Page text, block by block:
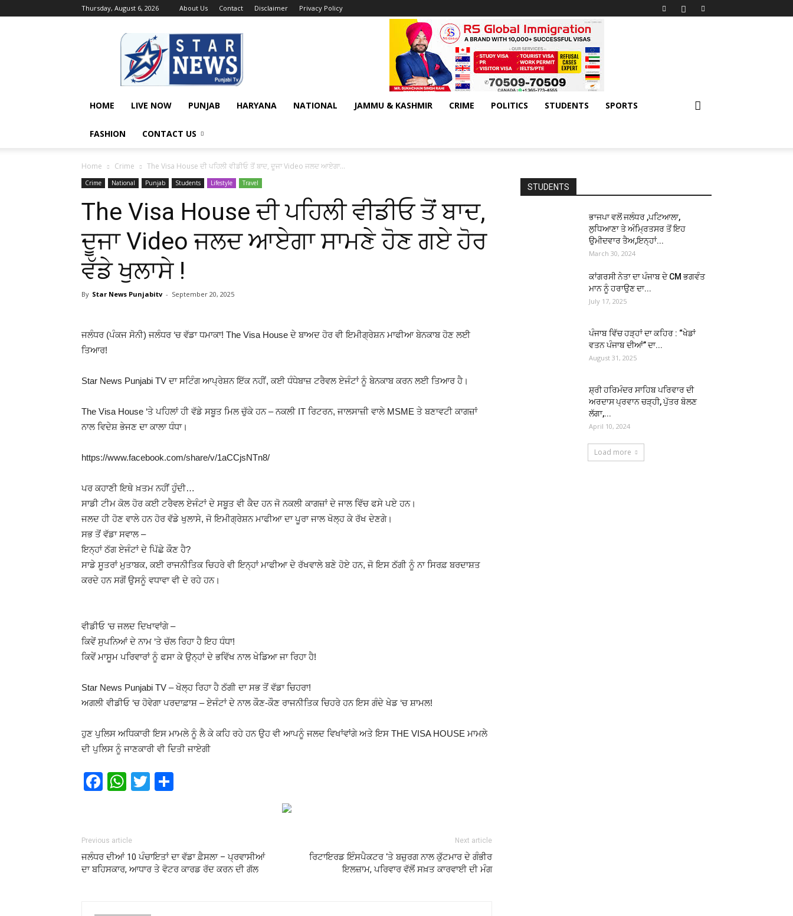
Thursday, August 6, 2026 About Us Contact Disclaimer Privacy Policy
Star
News
Punjabi
Tv
&
Star
Paper
HOME LIVE NOW PUNJAB HARYANA NATIONAL JAMMU & KASHMIR CRIME POLITICS STUDENTS SPORTS
FASHION CONTACT US
Home Crime The Visa House ਦੀ ਪਹਿਲੀ ਵੀਡੀਓ ਤੋਂ ਬਾਦ, ਦੂਜਾ Video ਜਲਦ ਆਏਗਾ...
Crime National Punjab Students Lifestyle Travel
The Visa House ਦੀ ਪਹਿਲੀ ਵੀਡੀਓ ਤੋਂ ਬਾਦ,
ਦੂਜਾ Video ਜਲਦ ਆਏਗਾ ਸਾਮਣੇ ਹੋਣ ਗਏ ਹੋਰ
ਵੱਡੇ ਖੁਲਾਸੇ !
By Star News Punjabitv - September 20, 2025
ਜਲੰਧਰ (ਪੰਕਜ ਸੋਨੀ) ਜਲੰਧਰ ‘ਚ ਵੱਡਾ ਧਮਾਕਾ! The Visa House ਦੇ ਬਾਅਦ ਹੋਰ ਵੀ ਇਮੀਗ੍ਰੇਸ਼ਨ ਮਾਫੀਆ ਬੇਨਕਾਬ ਹੋਣ ਲਈ
ਤਿਆਰ!
Star News Punjabi TV ਦਾ ਸਟਿੰਗ ਆਪ੍ਰੇਸ਼ਨ ਇੱਕ ਨਹੀਂ, ਕਈ ਧੰਧੇਬਾਜ਼ ਟਰੈਵਲ ਏਜੰਟਾਂ ਨੂੰ ਬੇਨਕਾਬ ਕਰਨ ਲਈ ਤਿਆਰ ਹੈ।
The Visa House ‘ਤੇ ਪਹਿਲਾਂ ਹੀ ਵੱਡੇ ਸਬੂਤ ਮਿਲ ਚੁੱਕੇ ਹਨ – ਨਕਲੀ IT ਰਿਟਰਨ, ਜਾਲਸਾਜ਼ੀ ਵਾਲੇ MSME ਤੇ ਬਣਾਵਟੀ ਕਾਗਜ਼ਾਂ
ਨਾਲ ਵਿਦੇਸ਼ ਭੇਜਣ ਦਾ ਕਾਲਾ ਧੰਧਾ।
https://www.facebook.com/share/v/1aCCjsNTn8/
ਪਰ ਕਹਾਣੀ ਇਥੇ ਖ਼ਤਮ ਨਹੀਂ ਹੁੰਦੀ…
ਸਾਡੀ ਟੀਮ ਕੋਲ ਹੋਰ ਕਈ ਟਰੈਵਲ ਏਜੰਟਾਂ ਦੇ ਸਬੂਤ ਵੀ ਕੈਦ ਹਨ ਜੋ ਨਕਲੀ ਕਾਗਜ਼ਾਂ ਦੇ ਜਾਲ ਵਿੱਚ ਫਸੇ ਪਏ ਹਨ।
ਜਲਦ ਹੀ ਹੋਣ ਵਾਲੇ ਹਨ ਹੋਰ ਵੱਡੇ ਖੁਲਾਸੇ, ਜੋ ਇਮੀਗ੍ਰੇਸ਼ਨ ਮਾਫੀਆ ਦਾ ਪੂਰਾ ਜਾਲ ਖੋਲ੍ਹ ਕੇ ਰੱਖ ਦੇਣਗੇ।
ਸਭ ਤੋਂ ਵੱਡਾ ਸਵਾਲ –
ਇਨ੍ਹਾਂ ਠੱਗ ਏਜੰਟਾਂ ਦੇ ਪਿੱਛੇ ਕੌਣ ਹੈ?
ਸਾਡੇ ਸੂਤਰਾਂ ਮੁਤਾਬਕ, ਕਈ ਰਾਜਨੀਤਿਕ ਚਿਹਰੇ ਵੀ ਇਨ੍ਹਾਂ ਮਾਫੀਆ ਦੇ ਰੱਖਵਾਲੇ ਬਣੇ ਹੋਏ ਹਨ, ਜੋ ਇਸ ਠੱਗੀ ਨੂੰ ਨਾ ਸਿਰਫ਼ ਬਰਦਾਸ਼ਤ
ਕਰਦੇ ਹਨ ਸਗੋਂ ਉਸਨੂੰ ਵਧਾਵਾ ਵੀ ਦੇ ਰਹੇ ਹਨ।
ਵੀਡੀਓ ‘ਚ ਜਲਦ ਦਿਖਾਵਾਂਗੇ –
ਕਿਵੇਂ ਸੁਪਨਿਆਂ ਦੇ ਨਾਮ ‘ਤੇ ਚੱਲ ਰਿਹਾ ਹੈ ਇਹ ਧੰਧਾ!
ਕਿਵੇਂ ਮਾਸੂਮ ਪਰਿਵਾਰਾਂ ਨੂੰ ਫਸਾ ਕੇ ਉਨ੍ਹਾਂ ਦੇ ਭਵਿੱਖ ਨਾਲ ਖੇਡਿਆ ਜਾ ਰਿਹਾ ਹੈ!
Star News Punjabi TV – ਖੋਲ੍ਹ ਰਿਹਾ ਹੈ ਠੱਗੀ ਦਾ ਸਭ ਤੋਂ ਵੱਡਾ ਚਿਹਰਾ!
ਅਗਲੀ ਵੀਡੀਓ ‘ਚ ਹੋਵੇਗਾ ਪਰਦਾਫ਼ਾਸ਼ – ਏਜੰਟਾਂ ਦੇ ਨਾਲ ਕੌਣ-ਕੌਣ ਰਾਜਨੀਤਿਕ ਚਿਹਰੇ ਹਨ ਇਸ ਗੰਦੇ ਖੇਡ ‘ਚ ਸ਼ਾਮਲ!
ਹੁਣ ਪੁਲਿਸ ਅਧਿਕਾਰੀ ਇਸ ਮਾਮਲੇ ਨੂੰ ਲੈ ਕੇ ਕਹਿ ਰਹੇ ਹਨ ਉਹ ਵੀ ਆਪਨੂੰ ਜਲਦ ਵਿਖਾਂਵਾਂਗੇ ਅਤੇ ਇਸ THE VISA HOUSE ਮਾਮਲੇ
ਦੀ ਪੁਲਿਸ ਨੂੰ ਜਾਣਕਾਰੀ ਵੀ ਦਿਤੀ ਜਾਏਗੀ
Facebook
WhatsApp
Twitter
Previous article
ਜਲੰਧਰ ਦੀਆਂ 10 ਪੰਚਾਇਤਾਂ ਦਾ ਵੱਡਾ ਫ਼ੈਸਲਾ – ਪ੍ਰਵਾਸੀਆਂ
ਦਾ ਬਹਿਸਕਾਰ, ਆਧਾਰ ਤੇ ਵੋਟਰ ਕਾਰਡ ਰੱਦ ਕਰਨ ਦੀ ਗੱਲ
Next article
ਰਿਟਾਇਰਡ ਇੰਸਪੈਕਟਰ ‘ਤੇ ਬਜ਼ੁਰਗ ਨਾਲ ਕੁੱਟਮਾਰ ਦੇ ਗੰਭੀਰ
ਇਲਜ਼ਾਮ, ਪਰਿਵਾਰ ਵੱਲੋਂ ਸਖ਼ਤ ਕਾਰਵਾਈ ਦੀ ਮੰਗ
STUDENTS
ਭਾਜਪਾ ਵਲੋਂ ਜਲੰਧਰ ,ਪਟਿਆਲਾ,
ਲੁਧਿਆਣਾ ਤੇ ਅੰਮ੍ਰਿਤਸਰ ਤੋਂ ਇਹ
ਉਮੀਦਵਾਰ ਤੈਅ,ਇਨ੍ਹਾਂ...
March 30, 2024
ਕਾਂਗਰਸੀ ਨੇਤਾ ਦਾ ਪੰਜਾਬ ਦੇ CM ਭਗਵੰਤ
ਮਾਨ ਨੂੰ ਹਰਾਉਣ ਦਾ...
July 17, 2025
ਪੰਜਾਬ ਵਿੱਚ ਹੜ੍ਹਾਂ ਦਾ ਕਹਿਰ : “ਖੇਡਾਂ
ਵਤਨ ਪੰਜਾਬ ਦੀਆਂ” ਦਾ...
August 31, 2025
ਸ਼੍ਰੀ ਹਰਿਮੰਦਰ ਸਾਹਿਬ ਪਰਿਵਾਰ ਦੀ
ਅਰਦਾਸ ਪ੍ਰਵਾਨ ਚੜ੍ਹੀ, ਪੁੱਤਰ ਬੋਲਣ
ਲੱਗਾ,...
April 10, 2024
Load more